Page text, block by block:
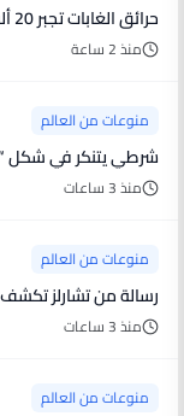
حرائق الغابات تجبر 20 ألف شخص على إخلاء منازلهم في كندا
منذ 2 ساعة
منوعات من العالم
شرطي يتنكر في شكل
منذ 3 ساعات
منوعات من العالم
رسالة من تشارلز
منذ 3 ساعات
منوعات من العالم